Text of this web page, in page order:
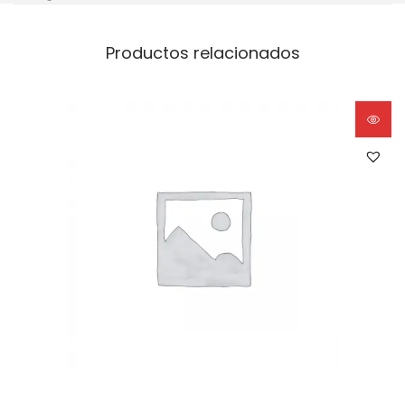
Productos relacionados